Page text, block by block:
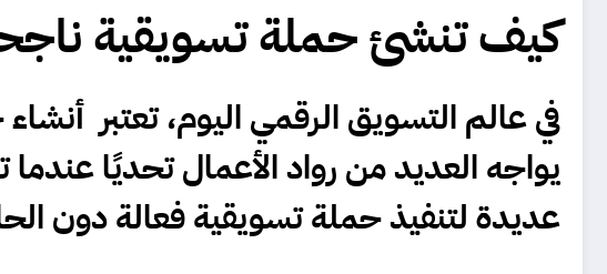
كيف تنشئ حملة تسويقية
في عالم التسويق الرقمي اليوم، تعتبر أنشاء
يواجه العديد من رواد الأعمال تحديًا
عديدة لتنفيذ حملة تسويقية فعالة دون